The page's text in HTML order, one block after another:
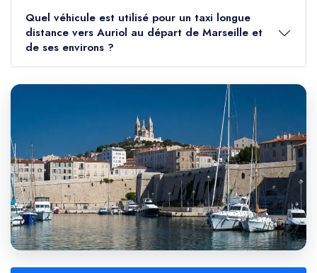
Quel véhicule est utilisé pour un taxi longue
distance vers Auriol au départ de Marseille et
de ses environs ?